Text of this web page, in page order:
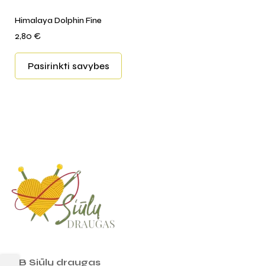
Himalaya Dolphin Fine
2,80 €
Pasirinkti savybes
MB Siūlų draugas